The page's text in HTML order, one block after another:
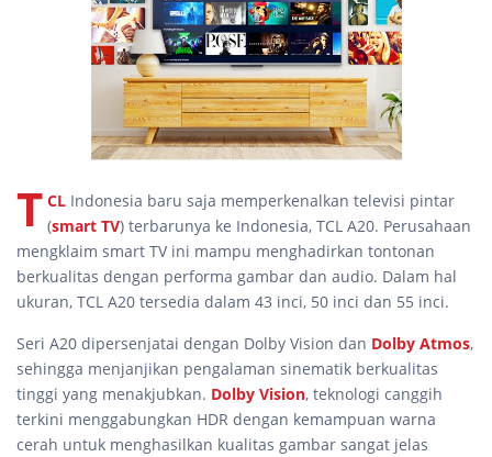
T CL Indonesia baru saja memperkenalkan televisi pintar
(smart TV) terbarunya ke Indonesia, TCL A20. Perusahaan
mengklaim smart TV ini mampu menghadirkan tontonan
berkualitas dengan performa gambar dan audio. Dalam hal
ukuran, TCL A20 tersedia dalam 43 inci, 50 inci dan 55 inci.
Seri A20 dipersenjatai dengan Dolby Vision dan Dolby Atmos,
sehingga menjanjikan pengalaman sinematik berkualitas
tinggi yang menakjubkan. Dolby Vision, teknologi canggih
terkini menggabungkan HDR dengan kemampuan warna
cerah untuk menghasilkan kualitas gambar sangat jelas